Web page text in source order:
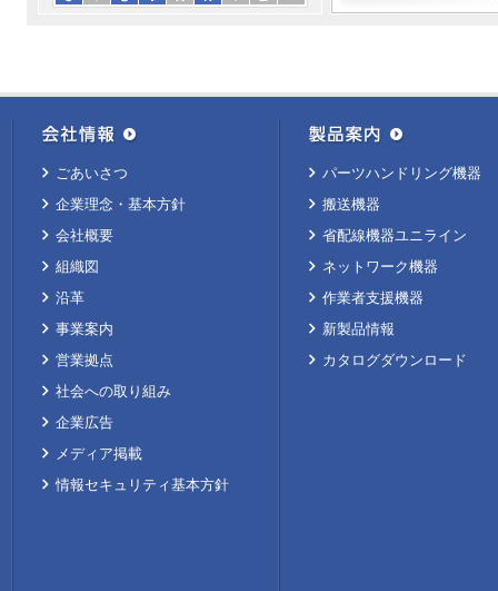
ごあいさつ
企業理念・基本方針
会社概要
組織図
沿革
事業案内
営業拠点
社会への取り組み
企業広告
メディア掲載
情報セキュリティ基本方針
パーツハンドリング機器
搬送機器
省配線機器ユニライン
ネットワーク機器
作業者支援機器
新製品情報
カタログダウンロード